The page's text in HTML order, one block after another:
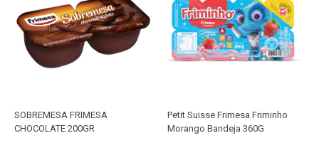
SOBREMESA FRIMESA
CHOCOLATE 200GR
Petit Suisse Frimesa Friminho
Morango Bandeja 360G